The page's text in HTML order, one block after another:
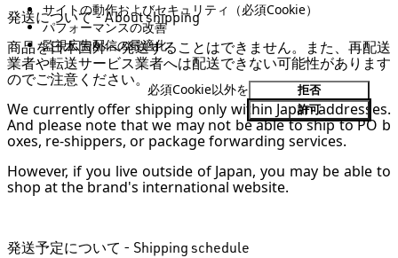
サイトの動作およびセキュリティ（必須Cookie）
パフォーマンスの改善
監視広告配信の最適化
必須Cookie以外を
拒否
許可
発送について - About shipping
商品を日本国外へ発送することはできません。また、再配送
業者や転送サービス業者へは配送できない可能性があります
のでご注意ください。
We currently offer shipping only within Japan addresses.
And please note that we may not be able to ship to PO b
oxes, re-shippers, or package forwarding services.
However, if you live outside of Japan, you may be able to
shop at the brand's international website.
発送予定について - Shipping schedule